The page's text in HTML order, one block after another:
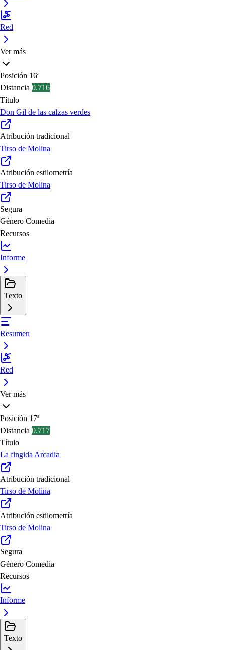
Red
Ver más
Posición 16ª
Distancia 0.716
Título
Don Gil de las calzas verdes
Atribución tradicional
Tirso de Molina
Atribución estilometría
Tirso de Molina
Segura
Género Comedia
Recursos
Informe
Texto
Resumen
Red
Ver más
Posición 17ª
Distancia 0.717
Título
La fingida Arcadia
Atribución tradicional
Tirso de Molina
Atribución estilometría
Tirso de Molina
Segura
Género Comedia
Recursos
Informe
Texto